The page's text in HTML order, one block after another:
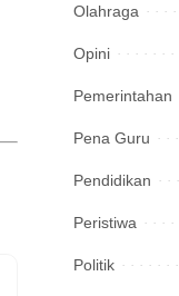
Olahraga
Opini
Pemerintahan
Pena Guru
Pendidikan
Peristiwa
Politik